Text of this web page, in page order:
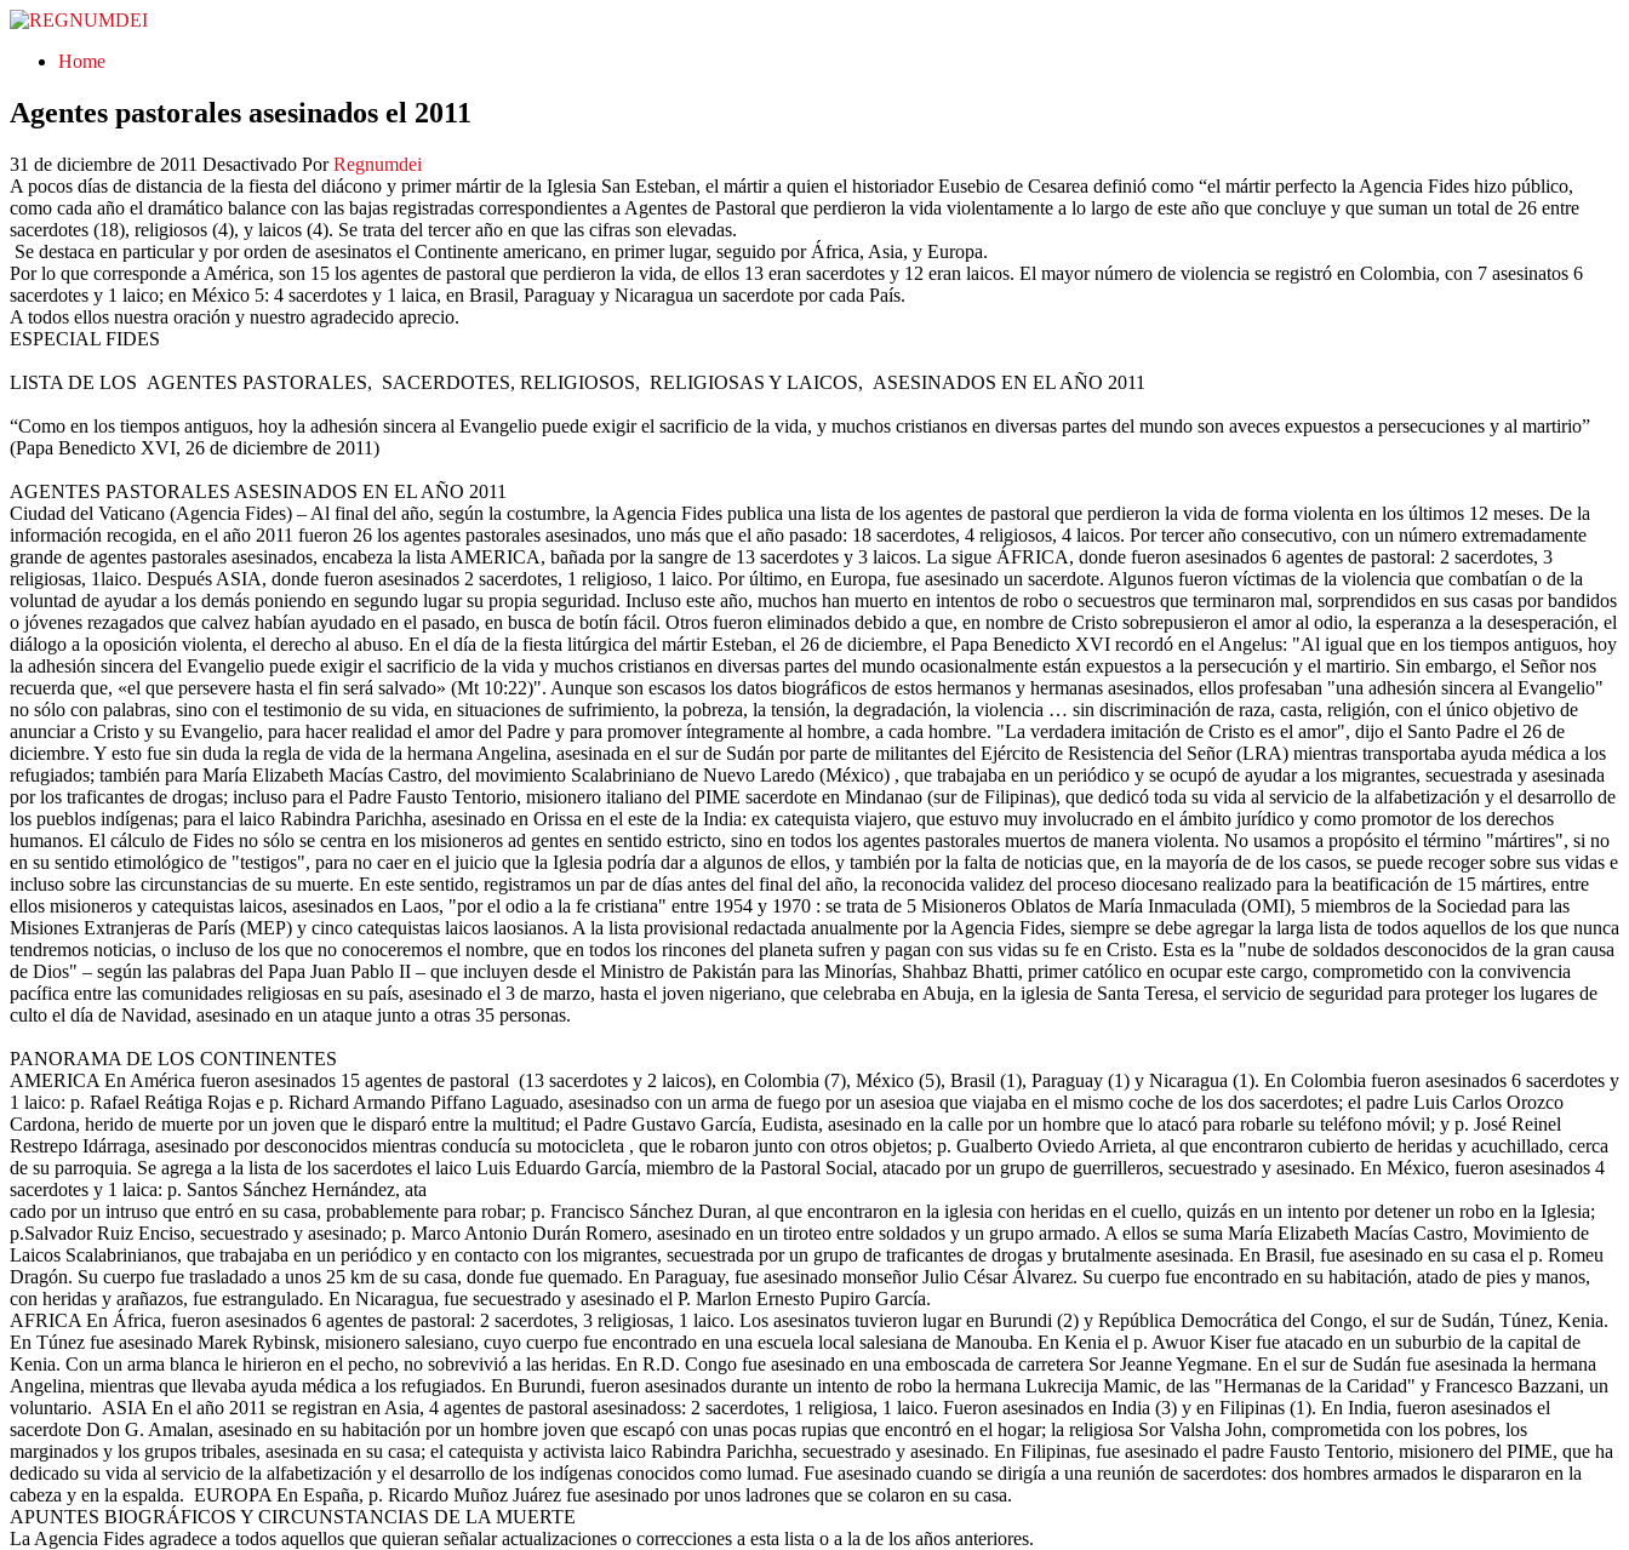
REGNUMDEI
Home
Agentes pastorales asesinados el 2011
31 de diciembre de 2011 Desactivado Por Regnumdei
A pocos días de distancia de la fiesta del diácono y primer mártir de la Iglesia San Esteban, el mártir a quien el historiador Eusebio de Cesarea definió como “el mártir perfecto la Agencia Fides hizo público,
como cada año el dramático balance con las bajas registradas correspondientes a Agentes de Pastoral que perdieron la vida violentamente a lo largo de este año que concluye y que suman un total de 26 entre
sacerdotes (18), religiosos (4), y laicos (4). Se trata del tercer año en que las cifras son elevadas.
Se destaca en particular y por orden de asesinatos el Continente americano, en primer lugar, seguido por África, Asia, y Europa.
Por lo que corresponde a América, son 15 los agentes de pastoral que perdieron la vida, de ellos 13 eran sacerdotes y 12 eran laicos. El mayor número de violencia se registró en Colombia, con 7 asesinatos 6
sacerdotes y 1 laico; en México 5: 4 sacerdotes y 1 laica, en Brasil, Paraguay y Nicaragua un sacerdote por cada País.
A todos ellos nuestra oración y nuestro agradecido aprecio.
ESPECIAL FIDES
LISTA DE LOS AGENTES PASTORALES, SACERDOTES, RELIGIOSOS, RELIGIOSAS Y LAICOS, ASESINADOS EN EL AÑO 2011
“Como en los tiempos antiguos, hoy la adhesión sincera al Evangelio puede exigir el sacrificio de la vida, y muchos cristianos en diversas partes del mundo son aveces expuestos a persecuciones y al martirio”
(Papa Benedicto XVI, 26 de diciembre de 2011)
AGENTES PASTORALES ASESINADOS EN EL AÑO 2011
Ciudad del Vaticano (Agencia Fides) – Al final del año, según la costumbre, la Agencia Fides publica una lista de los agentes de pastoral que perdieron la vida de forma violenta en los últimos 12 meses. De la
información recogida, en el año 2011 fueron 26 los agentes pastorales asesinados, uno más que el año pasado: 18 sacerdotes, 4 religiosos, 4 laicos. Por tercer año consecutivo, con un número extremadamente
grande de agentes pastorales asesinados, encabeza la lista AMERICA, bañada por la sangre de 13 sacerdotes y 3 laicos. La sigue ÁFRICA, donde fueron asesinados 6 agentes de pastoral: 2 sacerdotes, 3
religiosas, 1laico. Después ASIA, donde fueron asesinados 2 sacerdotes, 1 religioso, 1 laico. Por último, en Europa, fue asesinado un sacerdote. Algunos fueron víctimas de la violencia que combatían o de la
voluntad de ayudar a los demás poniendo en segundo lugar su propia seguridad. Incluso este año, muchos han muerto en intentos de robo o secuestros que terminaron mal, sorprendidos en sus casas por bandidos
o jóvenes rezagados que calvez habían ayudado en el pasado, en busca de botín fácil. Otros fueron eliminados debido a que, en nombre de Cristo sobrepusieron el amor al odio, la esperanza a la desesperación, el
diálogo a la oposición violenta, el derecho al abuso. En el día de la fiesta litúrgica del mártir Esteban, el 26 de diciembre, el Papa Benedicto XVI recordó en el Angelus: "Al igual que en los tiempos antiguos, hoy
la adhesión sincera del Evangelio puede exigir el sacrificio de la vida y muchos cristianos en diversas partes del mundo ocasionalmente están expuestos a la persecución y el martirio. Sin embargo, el Señor nos
recuerda que, «el que persevere hasta el fin será salvado» (Mt 10:22)". Aunque son escasos los datos biográficos de estos hermanos y hermanas asesinados, ellos profesaban "una adhesión sincera al Evangelio"
no sólo con palabras, sino con el testimonio de su vida, en situaciones de sufrimiento, la pobreza, la tensión, la degradación, la violencia … sin discriminación de raza, casta, religión, con el único objetivo de
anunciar a Cristo y su Evangelio, para hacer realidad el amor del Padre y para promover íntegramente al hombre, a cada hombre. "La verdadera imitación de Cristo es el amor", dijo el Santo Padre el 26 de
diciembre. Y esto fue sin duda la regla de vida de la hermana Angelina, asesinada en el sur de Sudán por parte de militantes del Ejército de Resistencia del Señor (LRA) mientras transportaba ayuda médica a los
refugiados; también para María Elizabeth Macías Castro, del movimiento Scalabriniano de Nuevo Laredo (México) , que trabajaba en un periódico y se ocupó de ayudar a los migrantes, secuestrada y asesinada
por los traficantes de drogas; incluso para el Padre Fausto Tentorio, misionero italiano del PIME sacerdote en Mindanao (sur de Filipinas), que dedicó toda su vida al servicio de la alfabetización y el desarrollo de
los pueblos indígenas; para el laico Rabindra Parichha, asesinado en Orissa en el este de la India: ex catequista viajero, que estuvo muy involucrado en el ámbito jurídico y como promotor de los derechos
humanos. El cálculo de Fides no sólo se centra en los misioneros ad gentes en sentido estricto, sino en todos los agentes pastorales muertos de manera violenta. No usamos a propósito el término "mártires", si no
en su sentido etimológico de "testigos", para no caer en el juicio que la Iglesia podría dar a algunos de ellos, y también por la falta de noticias que, en la mayoría de de los casos, se puede recoger sobre sus vidas e
incluso sobre las circunstancias de su muerte. En este sentido, registramos un par de días antes del final del año, la reconocida validez del proceso diocesano realizado para la beatificación de 15 mártires, entre
ellos misioneros y catequistas laicos, asesinados en Laos, "por el odio a la fe cristiana" entre 1954 y 1970 : se trata de 5 Misioneros Oblatos de María Inmaculada (OMI), 5 miembros de la Sociedad para las
Misiones Extranjeras de París (MEP) y cinco catequistas laicos laosianos. A la lista provisional redactada anualmente por la Agencia Fides, siempre se debe agregar la larga lista de todos aquellos de los que nunca
tendremos noticias, o incluso de los que no conoceremos el nombre, que en todos los rincones del planeta sufren y pagan con sus vidas su fe en Cristo. Esta es la "nube de soldados desconocidos de la gran causa
de Dios" – según las palabras del Papa Juan Pablo II – que incluyen desde el Ministro de Pakistán para las Minorías, Shahbaz Bhatti, primer católico en ocupar este cargo, comprometido con la convivencia
pacífica entre las comunidades religiosas en su país, asesinado el 3 de marzo, hasta el joven nigeriano, que celebraba en Abuja, en la iglesia de Santa Teresa, el servicio de seguridad para proteger los lugares de
culto el día de Navidad, asesinado en un ataque junto a otras 35 personas.
PANORAMA DE LOS CONTINENTES
AMERICA En América fueron asesinados 15 agentes de pastoral (13 sacerdotes y 2 laicos), en Colombia (7), México (5), Brasil (1), Paraguay (1) y Nicaragua (1). En Colombia fueron asesinados 6 sacerdotes y
1 laico: p. Rafael Reátiga Rojas e p. Richard Armando Piffano Laguado, asesinadso con un arma de fuego por un asesioa que viajaba en el mismo coche de los dos sacerdotes; el padre Luis Carlos Orozco
Cardona, herido de muerte por un joven que le disparó entre la multitud; el Padre Gustavo García, Eudista, asesinado en la calle por un hombre que lo atacó para robarle su teléfono móvil; y p. José Reinel
Restrepo Idárraga, asesinado por desconocidos mientras conducía su motocicleta , que le robaron junto con otros objetos; p. Gualberto Oviedo Arrieta, al que encontraron cubierto de heridas y acuchillado, cerca
de su parroquia. Se agrega a la lista de los sacerdotes el laico Luis Eduardo García, miembro de la Pastoral Social, atacado por un grupo de guerrilleros, secuestrado y asesinado. En México, fueron asesinados 4
sacerdotes y 1 laica: p. Santos Sánchez Hernández, ata
cado por un intruso que entró en su casa, probablemente para robar; p. Francisco Sánchez Duran, al que encontraron en la iglesia con heridas en el cuello, quizás en un intento por detener un robo en la Iglesia;
p.Salvador Ruiz Enciso, secuestrado y asesinado; p. Marco Antonio Durán Romero, asesinado en un tiroteo entre soldados y un grupo armado. A ellos se suma María Elizabeth Macías Castro, Movimiento de
Laicos Scalabrinianos, que trabajaba en un periódico y en contacto con los migrantes, secuestrada por un grupo de traficantes de drogas y brutalmente asesinada. En Brasil, fue asesinado en su casa el p. Romeu
Dragón. Su cuerpo fue trasladado a unos 25 km de su casa, donde fue quemado. En Paraguay, fue asesinado monseñor Julio César Álvarez. Su cuerpo fue encontrado en su habitación, atado de pies y manos,
con heridas y arañazos, fue estrangulado. En Nicaragua, fue secuestrado y asesinado el P. Marlon Ernesto Pupiro García.
AFRICA En África, fueron asesinados 6 agentes de pastoral: 2 sacerdotes, 3 religiosas, 1 laico. Los asesinatos tuvieron lugar en Burundi (2) y República Democrática del Congo, el sur de Sudán, Túnez, Kenia.
En Túnez fue asesinado Marek Rybinsk, misionero salesiano, cuyo cuerpo fue encontrado en una escuela local salesiana de Manouba. En Kenia el p. Awuor Kiser fue atacado en un suburbio de la capital de
Kenia. Con un arma blanca le hirieron en el pecho, no sobrevivió a las heridas. En R.D. Congo fue asesinado en una emboscada de carretera Sor Jeanne Yegmane. En el sur de Sudán fue asesinada la hermana
Angelina, mientras que llevaba ayuda médica a los refugiados. En Burundi, fueron asesinados durante un intento de robo la hermana Lukrecija Mamic, de las "Hermanas de la Caridad" y Francesco Bazzani, un
voluntario. ASIA En el año 2011 se registran en Asia, 4 agentes de pastoral asesinadoss: 2 sacerdotes, 1 religiosa, 1 laico. Fueron asesinados en India (3) y en Filipinas (1). En India, fueron asesinados el
sacerdote Don G. Amalan, asesinado en su habitación por un hombre joven que escapó con unas pocas rupias que encontró en el hogar; la religiosa Sor Valsha John, comprometida con los pobres, los
marginados y los grupos tribales, asesinada en su casa; el catequista y activista laico Rabindra Parichha, secuestrado y asesinado. En Filipinas, fue asesinado el padre Fausto Tentorio, misionero del PIME, que ha
dedicado su vida al servicio de la alfabetización y el desarrollo de los indígenas conocidos como lumad. Fue asesinado cuando se dirigía a una reunión de sacerdotes: dos hombres armados le dispararon en la
cabeza y en la espalda. EUROPA En España, p. Ricardo Muñoz Juárez fue asesinado por unos ladrones que se colaron en su casa.
APUNTES BIOGRÁFICOS Y CIRCUNSTANCIAS DE LA MUERTE
La Agencia Fides agradece a todos aquellos que quieran señalar actualizaciones o correcciones a esta lista o a la de los años anteriores.